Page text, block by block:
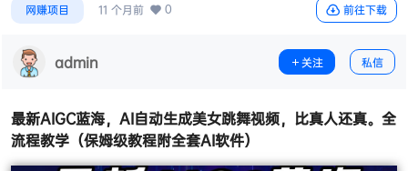
网赚项目 11 个月前 0 前往下载
admin 关注 私信
最新AIGC蓝海， AI自动生成美女跳舞视频，比真人还真。全
流程教学（保姆级教程附全套AI软件）